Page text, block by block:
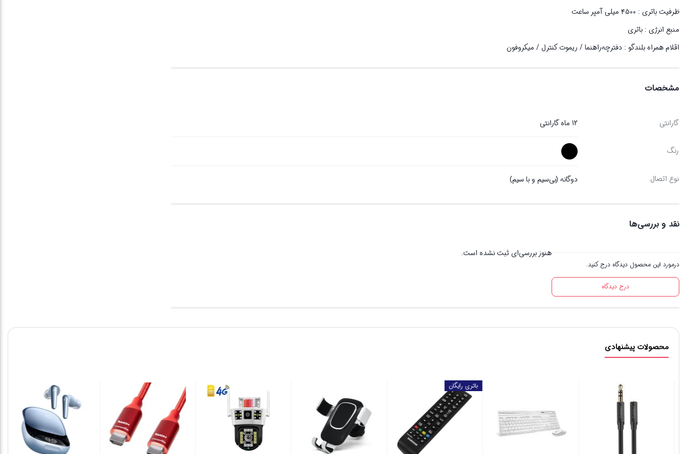
ظرفیت باتری : ۴۵۰۰ میلی آمپر ساعت
منبع انرژی : باتری
اقلام همراه بلندگو : دفترچه‌راهنما / ریموت کنترل / میکروفون
مشخصات
گارانتی 12 ماه گارانتی
رنگ
نوع اتصال دوگانه (بی‌سیم و با سیم)
نقد و بررسی‌ها
درمورد این محصول دیدگاه درج کنید.
درج دیدگاه
هنوز بررسی‌ای ثبت نشده است.
محصولات پیشنهادی